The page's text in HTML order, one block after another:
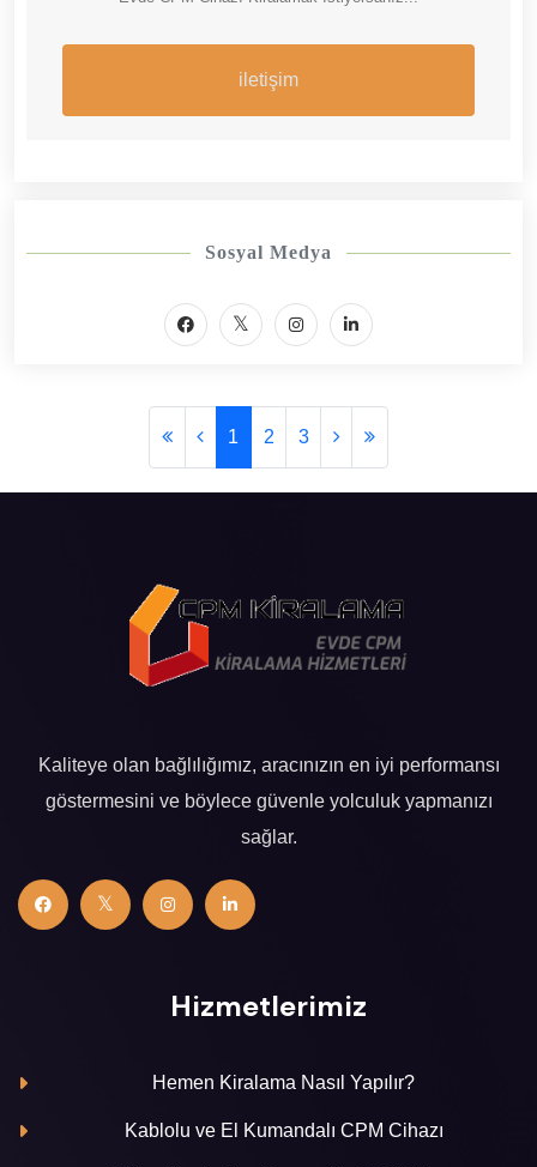
iletişim
Sosyal Medya
1 2 3
Kaliteye olan bağlılığımız, aracınızın en iyi performansı
göstermesini ve böylece güvenle yolculuk yapmanızı
sağlar.
Hizmetlerimiz
Hemen Kiralama Nasıl Yapılır?
Kablolu ve El Kumandalı CPM Cihazı